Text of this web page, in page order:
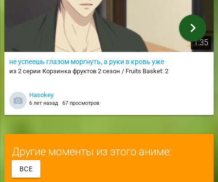
1:35
не успеешь глазом моргнуть, а руки в кровь уже
из 2 серии Корзинка фруктов 2 сезон / Fruits Basket: 2
Hasokey
6 лет назад 67 просмотров
chevron_right
Другие моменты из этого аниме:
ВСЕ